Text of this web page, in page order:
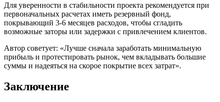
Для уверенности в стабильности проекта рекомендуется при
первоначальных расчетах иметь резервный фонд,
покрывающий 3-6 месяцев расходов, чтобы сгладить
возможные заторы или задержки с привлечением клиентов.
Автор советует: «Лучше сначала заработать минимальную
прибыль и протестировать рынок, чем вкладывать большие
суммы и надеяться на скорое покрытие всех затрат».
Заключение